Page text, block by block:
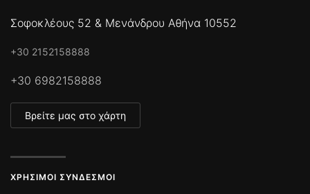
Σοφοκλέους 52 & Μενάνδρου Αθήνα 10552
+30 2152158888
+30 6982158888
Βρείτε μας στο χάρτη
ΧΡΉΣΙΜΟΙ ΣΎΝΔΕΣΜΟΙ